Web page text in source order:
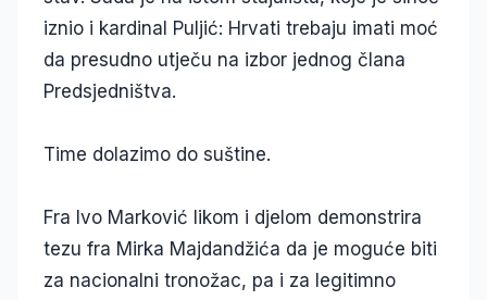
iznio i kardinal Puljić: Hrvati trebaju imati moć
da presudno utječu na izbor jednog člana
Predsjedništva.
Time dolazimo do suštine.
Fra Ivo Marković likom i djelom demonstrira
tezu fra Mirka Majdandžića da je moguće biti
za nacionalni tronožac, pa i za legitimno